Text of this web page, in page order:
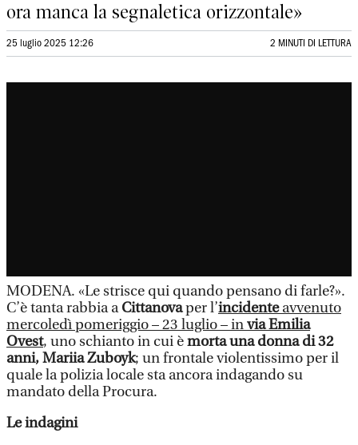
ora manca la segnaletica orizzontale»
25 luglio 2025 12:26 2 MINUTI DI LETTURA
MODENA. «Le strisce qui quando pensano di farle?».
C’è tanta rabbia aCittanovaper l’incidenteavvenuto
mercoledì pomeriggio – 23 luglio – invia Emilia
Ovest, uno schianto in cui èmorta una donna di 32
anni, Mariia Zuboyk; un frontale violentissimo per il
quale la polizia locale sta ancora indagando su
mandato della Procura.
Le indagini